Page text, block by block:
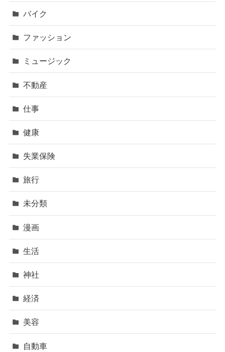
バイク
ファッション
ミュージック
不動産
仕事
健康
失業保険
旅行
未分類
漫画
生活
神社
経済
美容
自動車